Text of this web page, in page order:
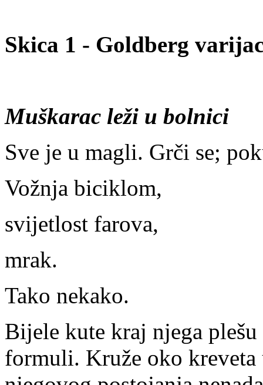
Skica 1 - Goldberg
Muškarac leži u bolnici
Sve je u magli. Grči se;
Vožnja biciklom,
svijetlost farova,
mrak.
Tako nekako.
Bijele kute kraj njega
formuli. Kruže oko